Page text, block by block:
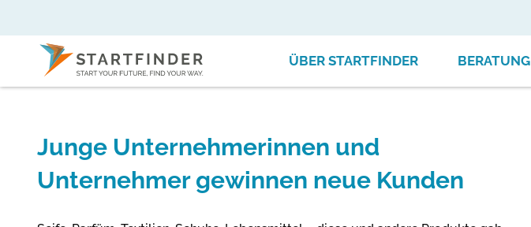
ÜBER STARTFINDER BERATUNG
Junge Unternehmerinnen und
Unternehmer gewinnen neue Kunden